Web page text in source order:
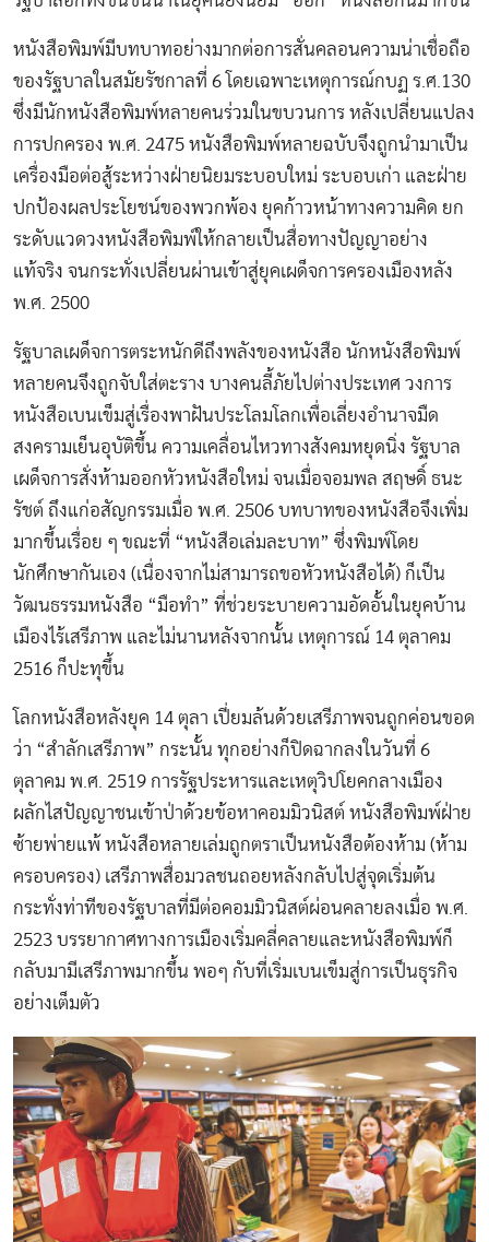
หนังสือพิมพ์มีบทบาทอย่างมากต่อการสั่นคลอนความน่าเชื่อถือ
ของรัฐบาลในสมัยรัชกาลที่ 6 โดยเฉพาะเหตุการณ์กบฏ ร.ศ.130
ซึ่งมีนักหนังสือพิมพ์หลายคนร่วมในขบวนการ หลังเปลี่ยนแปลง
การปกครอง พ.ศ. 2475 หนังสือพิมพ์หลายฉบับจึงถูกนำมาเป็น
เครื่องมือต่อสู้ระหว่างฝ่ายนิยมระบอบใหม่ ระบอบเก่า และฝ่าย
ปกป้องผลประโยชน์ของพวกพ้อง ยุคก้าวหน้าทางความคิด ยก
ระดับแวดวงหนังสือพิมพ์ให้กลายเป็นสื่อทางปัญญาอย่าง
แท้จริง จนกระทั่งเปลี่ยนผ่านเข้าสู่ยุคเผด็จการครองเมืองหลัง
พ.ศ. 2500
รัฐบาลเผด็จการตระหนักดีถึงพลังของหนังสือ นักหนังสือพิมพ์
หลายคนจึงถูกจับใส่ตะราง บางคนลี้ภัยไปต่างประเทศ วงการ
หนังสือเบนเข็มสู่เรื่องพาฝันประโลมโลกเพื่อเลี่ยงอำนาจมืด
สงครามเย็นอุบัติขึ้น ความเคลื่อนไหวทางสังคมหยุดนิ่ง รัฐบาล
เผด็จการสั่งห้ามออกหัวหนังสือใหม่ จนเมื่อจอมพล สฤษดิ์ ธนะ
รัชต์ ถึงแก่อสัญกรรมเมื่อ พ.ศ. 2506 บทบาทของหนังสือจึงเพิ่ม
มากขึ้นเรื่อย ๆ ขณะที่ “หนังสือเล่มละบาท” ซึ่งพิมพ์โดย
นักศึกษากันเอง (เนื่องจากไม่สามารถขอหัวหนังสือได้) ก็เป็น
วัฒนธรรมหนังสือ “มือทำ” ที่ช่วยระบายความอัดอั้นในยุคบ้าน
เมืองไร้เสรีภาพ และไม่นานหลังจากนั้น เหตุการณ์ 14 ตุลาคม
2516 ก็ปะทุขึ้น
โลกหนังสือหลังยุค 14 ตุลา เปี่ยมล้นด้วยเสรีภาพจนถูกค่อนขอด
ว่า “สำลักเสรีภาพ” กระนั้น ทุกอย่างก็ปิดฉากลงในวันที่ 6
ตุลาคม พ.ศ. 2519 การรัฐประหารและเหตุวิปโยคกลางเมือง
ผลักไสปัญญาชนเข้าป่าด้วยข้อหาคอมมิวนิสต์ หนังสือพิมพ์ฝ่าย
ซ้ายพ่ายแพ้ หนังสือหลายเล่มถูกตราเป็นหนังสือต้องห้าม (ห้าม
ครอบครอง) เสรีภาพสื่อมวลชนถอยหลังกลับไปสู่จุดเริ่มต้น
กระทั่งท่าทีของรัฐบาลที่มีต่อคอมมิวนิสต์ผ่อนคลายลงเมื่อ พ.ศ.
2523 บรรยากาศทางการเมืองเริ่มคลี่คลายและหนังสือพิมพ์ก็
กลับมามีเสรีภาพมากขึ้น พอๆ กับที่เริ่มเบนเข็มสู่การเป็นธุรกิจ
อย่างเต็มตัว